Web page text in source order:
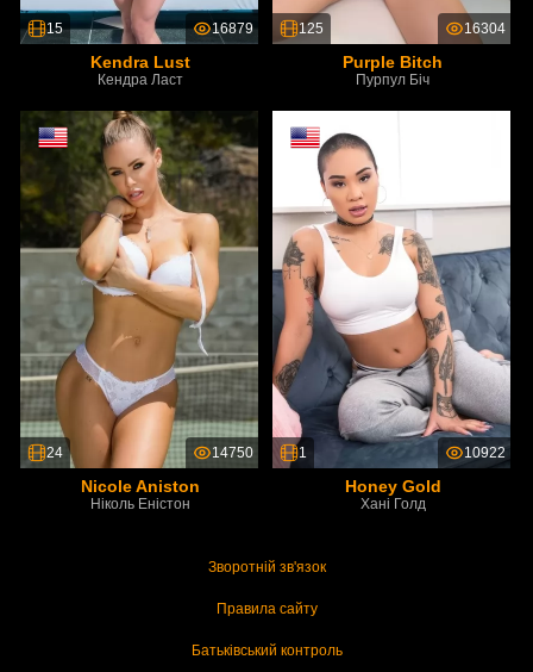
15 16879
Kendra Lust
Кендра Ласт
125 16304
Purple Bitch
Пурпул Біч
24 14750
Nicole Aniston
Ніколь Еністон
1 10922
Honey Gold
Хані Голд
Зворотній зв'язок
Правила сайту
Батьківський контроль